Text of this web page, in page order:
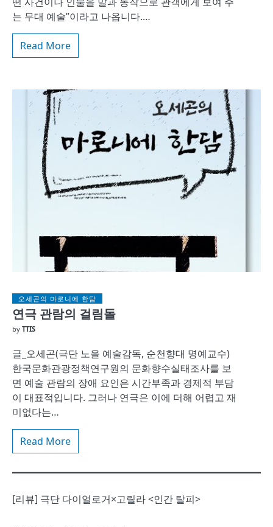
는 무대 예술”이라고 나옵니다.…
Read More
오세곤의 마로니에 한담
연극 관람의 걸림돌
by TTIS
글_오세곤(극단 노을 예술감독, 순천향대 명예교수)
한국문화관광정책연구원의 문화향수실태조사를 보
면 예술 관람의 장애 요인은 시간부족과 경제적 부담
이 대표적입니다. 그러나 연극은 이에 더해 어렵고 재
미없다는…
Read More
[리뷰] 극단 다이얼로거×고릴라 <인간 탈피>